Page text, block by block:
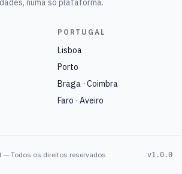
numa só plataforma.
PORTUGAL
Lisboa
Porto
Braga · Coimbra
Faro · Aveiro
— Todos os direitos reservados. v1.0.0